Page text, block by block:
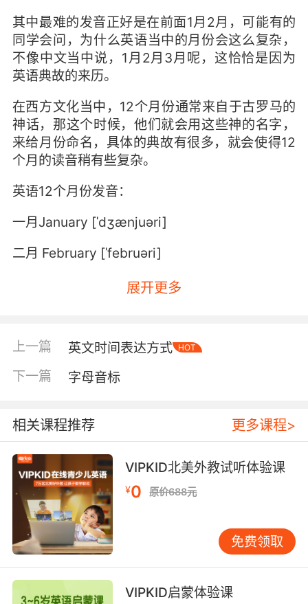
其中最难的发音正好是在前面1月2月，可能有的
同学会问，为什么英语当中的月份会这么复杂，
不像中文当中说，1月2月3月呢，这恰恰是因为
英语典故的来历。
在西方文化当中，12个月份通常来自于古罗马的
神话，那这个时候，他们就会用这些神的名字，
来给月份命名，具体的典故有很多，就会使得12
个月的读音稍有些复杂。
英语12个月份发音：
一月January [ˈdʒænjuəri]
二月 February [ˈfebruəri]
三月 March [mɑ:tʃ]
五月 May [mei]
六月 June [dʒu:n]
八月 August [ˈɔ:gəst]
九月 September [səpˈtembə]
十月 October [ɔkˈtəubə]
十一月 November [nəuˈvembə]
十二月 December [diˈsembə]
展开更多
上一篇 英文时间表达方式 HOT
下一篇 字母音标
相关课程推荐 更多课程>
VIPKID北美外教试听体验课
¥0 原价688元
免费领取
VIPKID启蒙体验课